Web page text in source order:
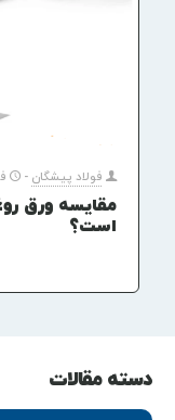
فولاد پیشگان -
مقایسه ورق
است؟
دسته مقالات